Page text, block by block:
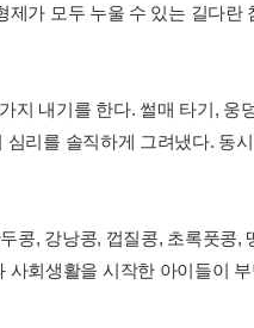
가 모두 누울 수 있는 길다란
지 내기를 한다. 썰매 타기, 웅
리를 솔직하게 그려냈다. 동
콩, 강낭콩, 껍질콩, 초록풋콩,
회생활을 시작한 아이들이